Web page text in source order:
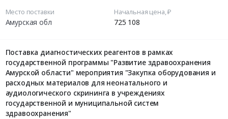
Место поставки
Амурская обл
Начальная цена, ₽
725 108
Поставка диагностических реагентов в рамках
государственной программы "Развитие здравоохранения
Амурской области" мероприятия "Закупка оборудования и
расходных материалов для неонатального и
аудиологического скрининга в учреждениях
государственной и муниципальной систем
здравоохранения"